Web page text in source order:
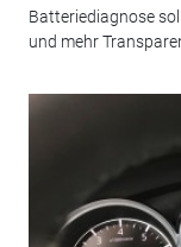
Batteriediagnose
und mehr